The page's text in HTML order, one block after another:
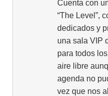
Cuenta con
“The Level”,
dedicados y
una sala VIP
para todos
aire libre
agenda no
vez que nos